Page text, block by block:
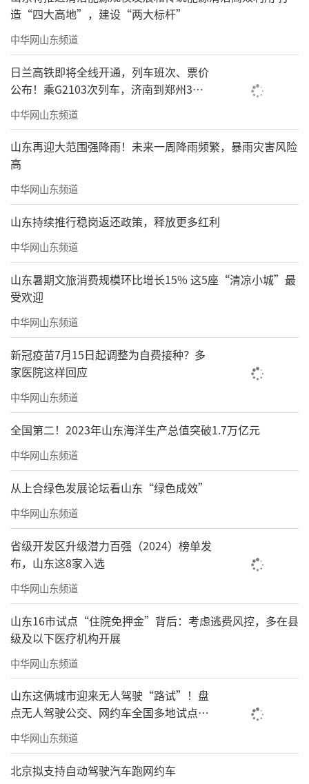
造“四大高地”，建设“两大标杆”
中华网山东频道
日兰高铁即将全线开通，列车班次、票价
公布！乘G2103次列车，济南到郑州3小
时到达
中华网山东频道
山东再迎大范围强降雨！未来一周降雨频繁，暴雨灾害风险
高
中华网山东频道
山东持续推行稳岗返还政策，释放更多红利
中华网山东频道
山东暑期文旅消费规模环比增长15% 这5座“清凉小城”最
受欢迎
中华网山东频道
新冠疫苗7月15日起调整为自费接种？多
家医院这样回应
中华网山东频道
全国第二！2023年山东海洋生产总值突破1.7万亿元
中华网山东频道
从上合绿色发展论坛看山东“绿色成效”
中华网山东频道
省级开发区升级潜力百强（2024）榜单发
布，山东这8家入选
中华网山东频道
山东16市试点“住院免押金”背后：考虑逃费风控，多在县
级及以下医疗机构开展
中华网山东频道
山东这俩城市迎来无人驾驶“路试”！盘
点无人驾驶公交、网约车全国多地试点之
路
中华网山东频道
北京拟支持自动驾驶汽车跑网约车